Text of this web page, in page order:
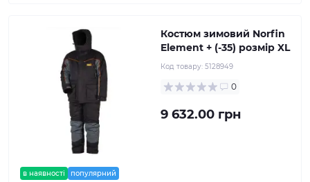
в наявності популярний
Костюм зимовий Norfin
Element + (-35) розмір XL
Код товару: 5128949
0
9 632.00 грн